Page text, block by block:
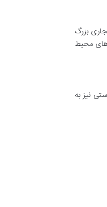
بزرگ
محیط
نیز به